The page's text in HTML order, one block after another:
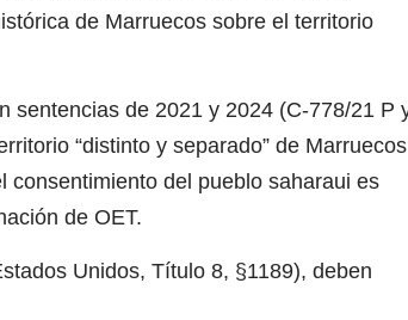
de Marruecos sobre el territorio
sentencias de 2021 y 2024 (C-778/21 P
“distinto y separado” de
consentimiento del pueblo saharaui es
de OET.
Unidos, Título 8, §1189), deben